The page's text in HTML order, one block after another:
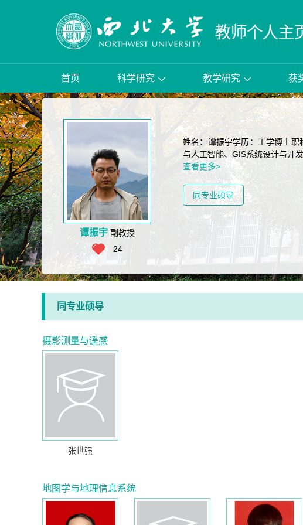
首页 科学研究 教学研究 获
谭振宇 副教授
24
姓名：谭振宇学历：工学博士
与人工智能、GIS系统设计与开发
查看更多>
同专业硕导
同专业硕导
摄影测量与遥感
张世强
地图学与地理信息系统